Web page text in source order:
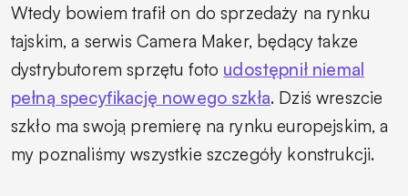
Wtedy bowiem trafił on do sprzedaży na rynku
tajskim, a serwis Camera Maker, będący takze
dystrybutorem sprzętu foto udostępnił niemal
pełną specyfikację nowego szkła. Dziś wreszcie
szkło ma swoją premierę na rynku europejskim, a
my poznaliśmy wszystkie szczegóły konstrukcji.